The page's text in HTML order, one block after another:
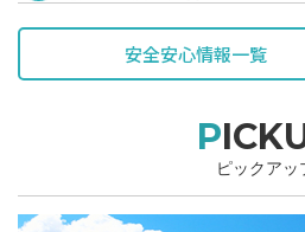
安全安心情報一覧
ピックアッ